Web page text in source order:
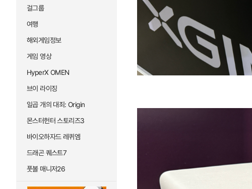
걸그룹
여행
해외게임정보
게임 영상
HyperX OMEN
브이 라이징
일곱 개의 대죄: Origin
몬스터헌터 스토리즈3
바이오하자드 레퀴엠
드래곤 퀘스트7
풋볼 매니저26